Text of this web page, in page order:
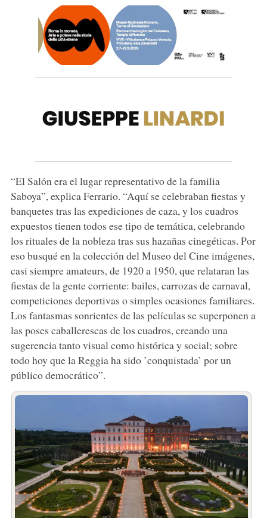
“El Salón era el lugar representativo de la familia
Saboya”, explica Ferrario. “Aquí se celebraban fiestas y
banquetes tras las expediciones de caza, y los cuadros
expuestos tienen todos ese tipo de temática, celebrando
los rituales de la nobleza tras sus hazañas cinegéticas. Por
eso busqué en la colección del Museo del Cine imágenes,
casi siempre amateurs, de 1920 a 1950, que relataran las
fiestas de la gente corriente: bailes, carrozas de carnaval,
competiciones deportivas o simples ocasiones familiares.
Los fantasmas sonrientes de las películas se superponen a
las poses caballerescas de los cuadros, creando una
sugerencia tanto visual como histórica y social; sobre
todo hoy que la Reggia ha sido ’conquistada’ por un
público democrático”.